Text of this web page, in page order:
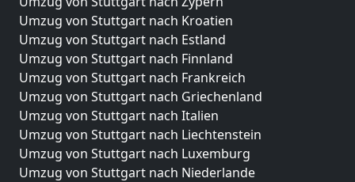
Umzug von Stuttgart nach Kroatien
Umzug von Stuttgart nach Estland
Umzug von Stuttgart nach Finnland
Umzug von Stuttgart nach Frankreich
Umzug von Stuttgart nach Griechenland
Umzug von Stuttgart nach Italien
Umzug von Stuttgart nach Liechtenstein
Umzug von Stuttgart nach Luxemburg
Umzug von Stuttgart nach Niederlande